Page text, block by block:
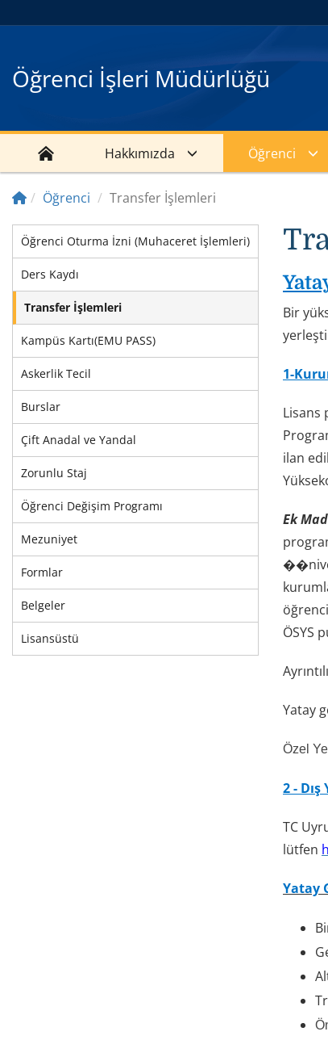
Öğrenci İşleri Müdürlüğü
Hakkımızda Öğrenci
Öğrenci Transfer İşlemleri
Öğrenci Oturma İzni (Muhaceret İşlemleri)
Ders Kaydı
Transfer İşlemleri
Kampüs Kartı(EMU PASS)
Askerlik Tecil
Burslar
Çift Anadal ve Yandal
Zorunlu Staj
Öğrenci Değişim Programı
Mezuniyet
Formlar
Belgeler
Lisansüstü
Bir
1-
Lisans
ilan
Ek
ÖSYS
Yatay
Özel
2 -
TC
lütfen
Yatay